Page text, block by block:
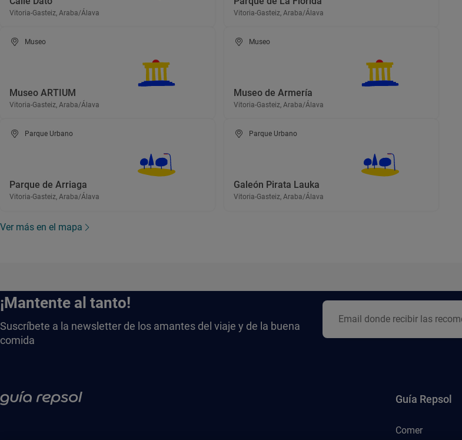
Vitoria-Gasteiz, Araba/Álava Vitoria-Gasteiz, Araba/Álava
Museo
Museo ARTIUM
Vitoria-Gasteiz, Araba/Álava
Museo
Museo de Armería
Vitoria-Gasteiz, Araba/Álava
Parque Urbano
Parque de Arriaga
Vitoria-Gasteiz, Araba/Álava
Parque Urbano
Galeón Pirata Lauka
Vitoria-Gasteiz, Araba/Álava
Ver más en el mapa
¡Mantente al tanto!
Suscríbete a la newsletter de los amantes del viaje y de la buena
comida
Guía Repsol
Comer